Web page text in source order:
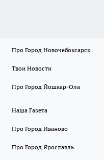
Про Город Новочебоксарск
Твои Новости
Про Город Йошкар-Ола
Наша Газета
Про Город Иваново
Про Город Ярославль